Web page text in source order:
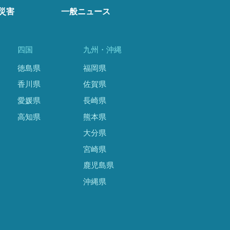
害 一般ニュース
四国
徳島県
香川県
愛媛県
高知県
九州・沖縄
福岡県
佐賀県
長崎県
熊本県
大分県
宮崎県
鹿児島県
沖縄県